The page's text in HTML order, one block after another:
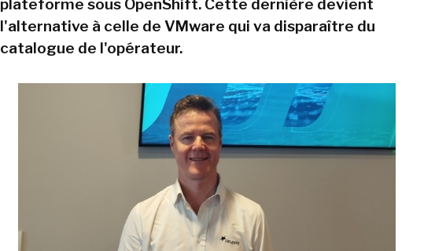
plateforme sous OpenShift. Cette dernière devient
l'alternative à celle de VMware qui va disparaître du
catalogue de l'opérateur.